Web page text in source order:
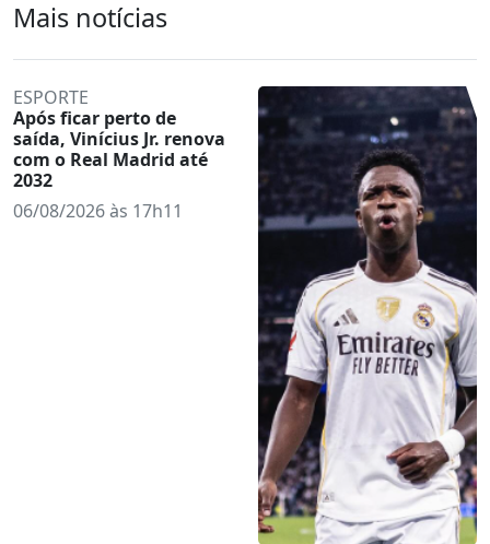
Mais notícias
ESPORTE
Após ficar perto de
saída, Vinícius Jr. renova
com o Real Madrid até
2032
06/08/2026 às 17h11